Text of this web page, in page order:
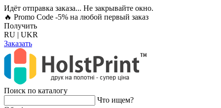
Идёт отправка заказа... Не закрывайте окно.
🔥 Promo Code -5% на любой первый заказ
Получить
RU | UKR
Заказать
Поиск по каталогу
Что ищем?